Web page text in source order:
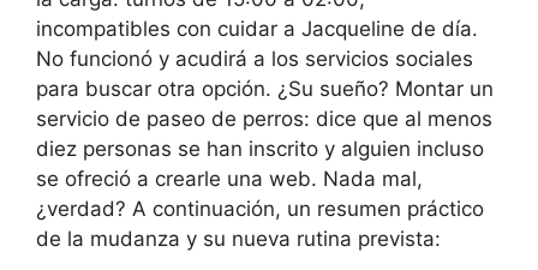
incompatibles con cuidar a Jacqueline de día.
No funcionó y acudirá a los servicios sociales
para buscar otra opción. ¿Su sueño? Montar un
servicio de paseo de perros: dice que al menos
diez personas se han inscrito y alguien incluso
se ofreció a crearle una web. Nada mal,
¿verdad? A continuación, un resumen práctico
de la mudanza y su nueva rutina prevista: